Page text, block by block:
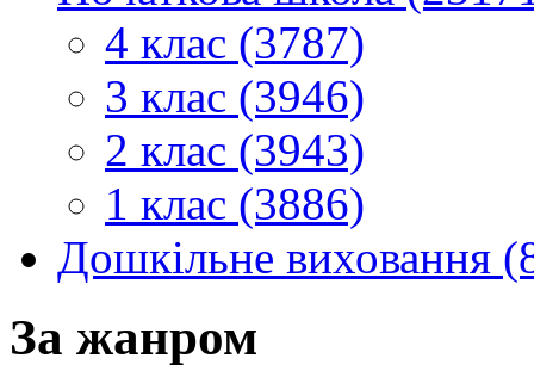
4 клас (3787)
3 клас (3946)
2 клас (3943)
1 клас (3886)
Дошкільне виховання
За жанром